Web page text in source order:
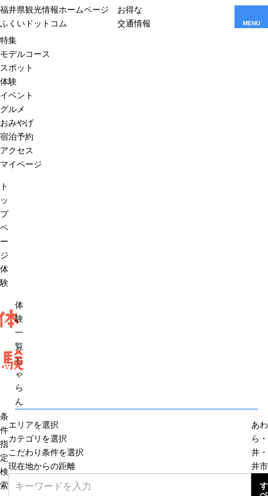
福井県観光情報ホームページ
ふくいドットコム
お得な
交通情報
MENU
特集
モデルコース
スポット
体験
イベント
グルメ
おみやげ
宿泊予約
アクセス
マイページ
ト
ッ
プ
ペ
ー
ジ
体
験
験
体
験
一
覧
じ
ゃ
ら
ん
条
件
指
定
検
索
エリアを選択
カテゴリを選択
こだわり条件を選択
現在地からの距離
あわ
ら
井
井市
す